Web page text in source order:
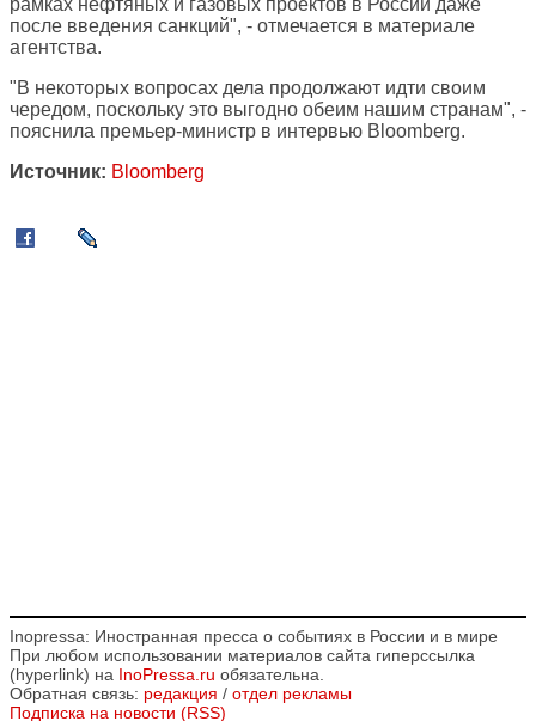
рамках нефтяных и газовых проектов в России даже
после введения санкций", - отмечается в материале
агентства.
"В некоторых вопросах дела продолжают идти своим
чередом, поскольку это выгодно обеим нашим странам", -
пояснила премьер-министр в интервью Bloomberg.
Источник: Bloomberg
Inopressa: Иностранная пресса о событиях в России и в мире
При любом использовании материалов сайта гиперссылка
(hyperlink) на InoPressa.ru обязательна.
Обратная связь: редакция / отдел рекламы
Подписка на новости (RSS)